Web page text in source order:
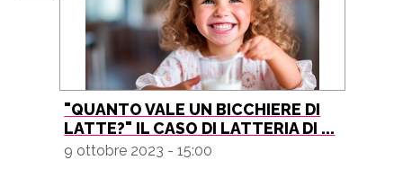
"QUANTO VALE UN BICCHIERE DI
LATTE?" IL CASO DI LATTERIA DI ...
9 ottobre 2023 - 15:00